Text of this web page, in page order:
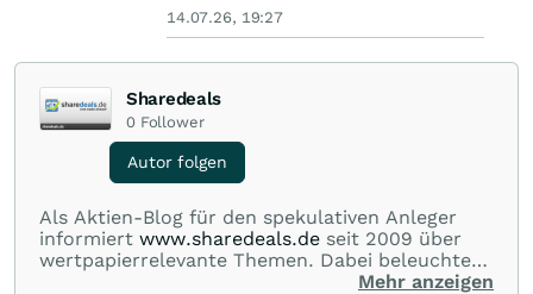
14.07.26, 19:27
Sharedeals
0 Follower
Autor folgen
Als Aktien-Blog für den spekulativen Anleger
informiert www.sharedeals.de seit 2009 über
wertpapierrelevante Themen. Dabei beleuchtet
sharedeals.de insbesondere aktuelleMehr anzeigen